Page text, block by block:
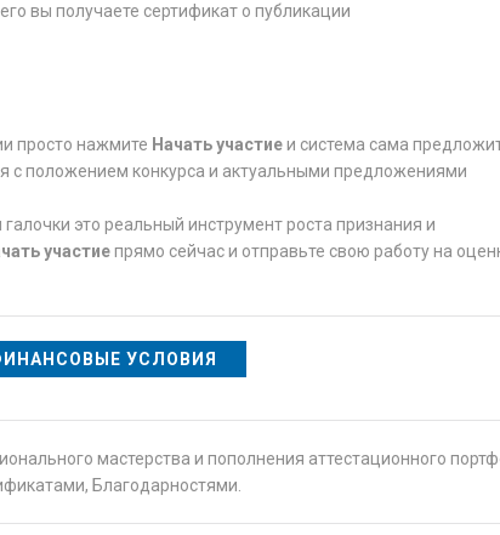
вы получаете сертификат о публикации
просто нажмите Начать участиеи система сама
с положением конкурса и актуальными предложениями
это реальный инструмент роста признания и
участиепрямо сейчас и отправьте свою работу на
УСЛОВИЯ
мастерства и пополнения аттестационного
Благодарностями.